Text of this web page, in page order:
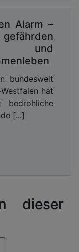
Alarm –
und
bundesweit
hat
bedrohliche
[...]
dieser